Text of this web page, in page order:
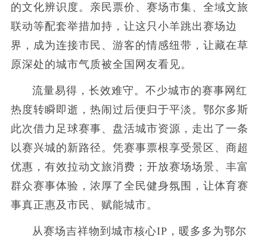
的文化辨识度。亲民票价、赛场市集、全域文旅
联动等配套举措加持，让这只小羊跳出赛场边
界，成为连接市民、游客的情感纽带，让藏在草
原深处的城市气质被全国网友看见。
流量易得，长效难守。不少城市的赛事网红
热度转瞬即逝，热闹过后便归于平淡。鄂尔多斯
此次借力足球赛事、盘活城市资源，走出了一条
以赛兴城的新路径。凭赛事票根享受景区、商超
优惠，有效拉动文旅消费；开放赛场场景、丰富
群众赛事体验，浓厚了全民健身氛围，让体育赛
事真正惠及市民、赋能城市。
从赛场吉祥物到城市核心IP，暖多多为鄂尔